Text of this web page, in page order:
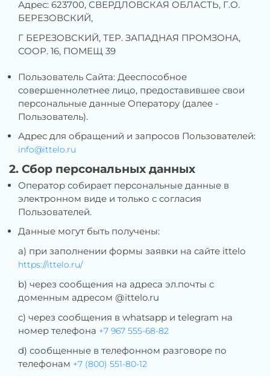
Адрес: 623700, СВЕРДЛОВСКАЯ ОБЛАСТЬ, Г.О.
БЕРЕЗОВСКИЙ,
Г БЕРЕЗОВСКИЙ, ТЕР. ЗАПАДНАЯ ПРОМЗОНА,
СООР. 16, ПОМЕЩ 39
Пользователь Сайта: Дееспособное
совершеннолетнее лицо, предоставившее свои
персональные данные Оператору (далее -
Пользователь).
Адрес для обращений и запросов Пользователей:
info@ittelo.ru
2. Сбор персональных данных
Оператор собирает персональные данные в
электронном виде и только с согласия
Пользователей.
Данные могут быть получены:
a) при заполнении формы заявки на сайте ittelo
https://ittelo.ru/
b) через сообщения на адреса эл.почты с
доменным адресом @ittelo.ru
c) через сообщения в whatsapp и telegram на
номер телефона +7 967 555-68-82
d) сообщенные в телефонном разговоре по
телефонам +7 (800) 551-80-12